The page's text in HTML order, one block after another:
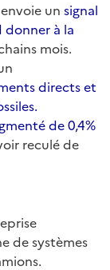
un signal
à la
mois.
directs et
de 0,4%
reculé de
de systèmes